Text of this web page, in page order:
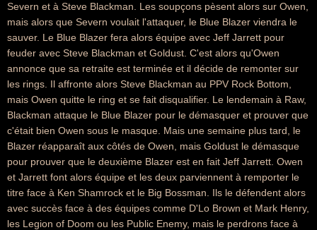
Severn et à Steve Blackman. Les soupçons pèsent alors sur Owen,
mais alors que Severn voulait l'attaquer, le Blue Blazer viendra le
sauver. Le Blue Blazer fera alors équipe avec Jeff Jarrett pour
feuder avec Steve Blackman et Goldust. C'est alors qu'Owen
annonce que sa retraite est terminée et il décide de remonter sur
les rings. Il affronte alors Steve Blackman au PPV Rock Bottom,
mais Owen quitte le ring et se fait disqualifier. Le lendemain à Raw,
Blackman attaque le Blue Blazer pour le démasquer et prouver que
c'était bien Owen sous le masque. Mais une semaine plus tard, le
Blazer réapparaît aux côtés de Owen, mais Goldust le démasque
pour prouver que le deuxième Blazer est en fait Jeff Jarrett. Owen
et Jarrett font alors équipe et les deux parviennent à remporter le
titre face à Ken Shamrock et le Big Bossman. Ils le défendent alors
avec succès face à des équipes comme D'Lo Brown et Mark Henry,
les Legion of Doom ou les Public Enemy, mais le perdrons face à